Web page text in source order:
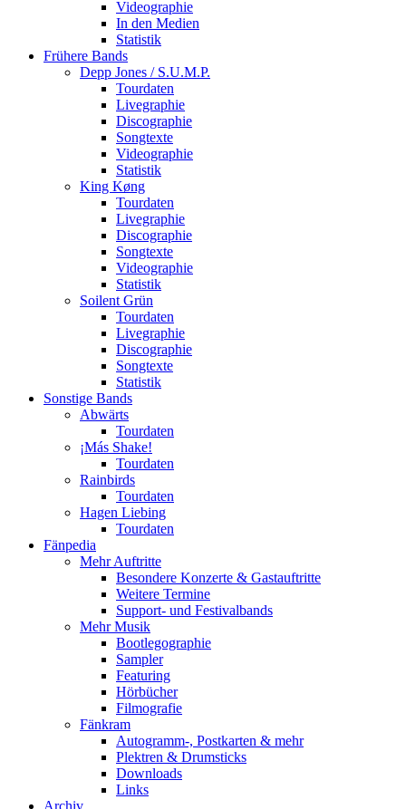
Videographie
In den Medien
Statistik
Frühere Bands
Depp Jones / S.U.M.P.
Tourdaten
Livegraphie
Discographie
Songtexte
Videographie
Statistik
King Køng
Tourdaten
Livegraphie
Discographie
Songtexte
Videographie
Statistik
Soilent Grün
Tourdaten
Livegraphie
Discographie
Songtexte
Statistik
Sonstige Bands
Abwärts
Tourdaten
¡Más Shake!
Tourdaten
Rainbirds
Tourdaten
Hagen Liebing
Tourdaten
Fänpedia
Mehr Auftritte
Besondere Konzerte & Gastauftritte
Weitere Termine
Support- und Festivalbands
Mehr Musik
Bootlegographie
Sampler
Featuring
Hörbücher
Filmografie
Fänkram
Autogramm-, Postkarten & mehr
Plektren & Drumsticks
Downloads
Links